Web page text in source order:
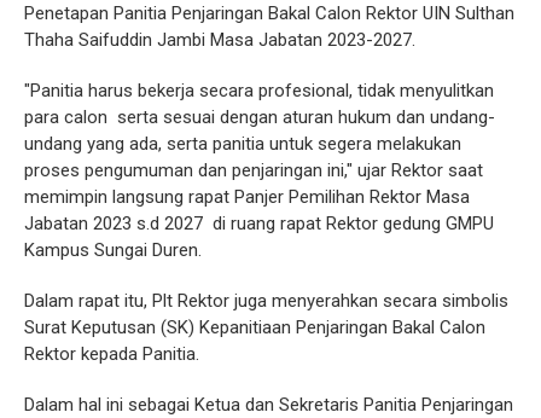
Penetapan Panitia Penjaringan Bakal Calon Rektor UIN Sulthan
Thaha Saifuddin Jambi Masa Jabatan 2023-2027.
"Panitia harus bekerja secara profesional, tidak menyulitkan
para calon serta sesuai dengan aturan hukum dan undang-
undang yang ada, serta panitia untuk segera melakukan
proses pengumuman dan penjaringan ini," ujar Rektor saat
memimpin langsung rapat Panjer Pemilihan Rektor Masa
Jabatan 2023 s.d 2027 di ruang rapat Rektor gedung GMPU
Kampus Sungai Duren.
Dalam rapat itu, Plt Rektor juga menyerahkan secara simbolis
Surat Keputusan (SK) Kepanitiaan Penjaringan Bakal Calon
Rektor kepada Panitia.
Dalam hal ini sebagai Ketua dan Sekretaris Panitia Penjaringan